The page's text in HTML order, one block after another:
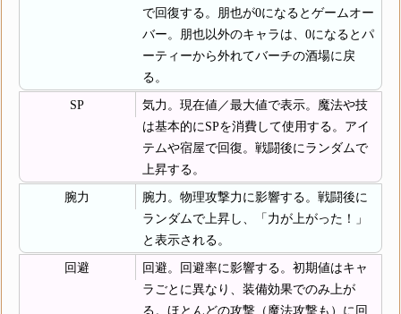
で回復する。朋也が0になるとゲームオー
バー。朋也以外のキャラは、0になるとパ
ーティーから外れてバーチの酒場に戻
る。
SP
気力。現在値／最大値で表示。魔法や技
は基本的にSPを消費して使用する。アイ
テムや宿屋で回復。戦闘後にランダムで
上昇する。
腕力
腕力。物理攻撃力に影響する。戦闘後に
ランダムで上昇し、「力が上がった！」
と表示される。
回避
回避。回避率に影響する。初期値はキャ
ラごとに異なり、装備効果でのみ上が
る。ほとんどの攻撃（魔法攻撃も）に回